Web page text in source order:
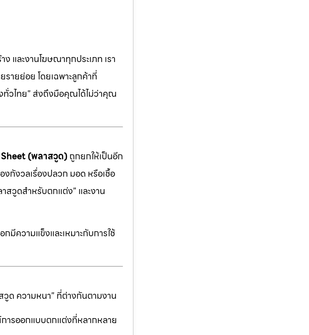
และงานโฆษณาทุกประเภท เรา
รายย่อย โดยเฉพาะลูกค้าที่
วไทย” ส่งถึงมือคุณได้ไม่ว่าคุณ
(พลาสวูด)ถูกยกให้เป็นอีก
กังวลเรื่องปลวก มอด หรือเชื้อ
สวูดสำหรับตกแต่ง” และงาน
ความแข็งและเหมาะกับการใช้
ด ความหนา” ที่ต่างกันตามงาน
การออกแบบตกแต่งที่หลากหลาย